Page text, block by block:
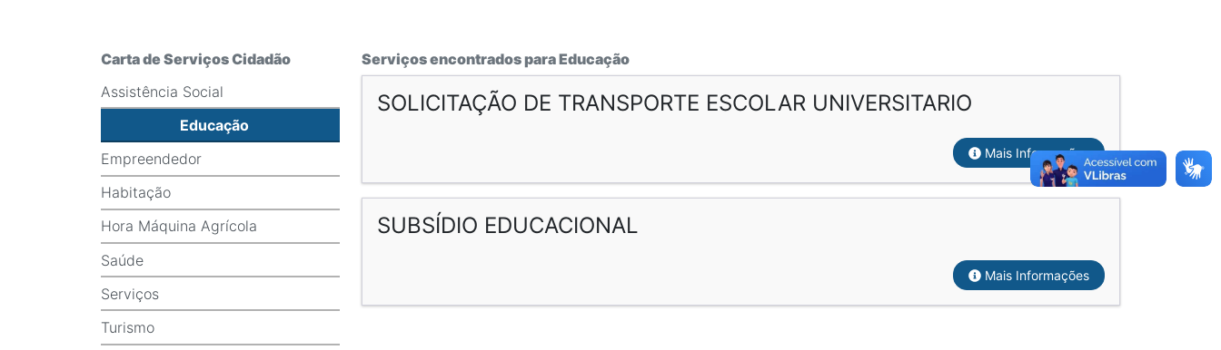
Carta de Serviços Cidadão
Assistência Social
Educação
Empreendedor
Habitação
Hora Máquina Agrícola
Saúde
Serviços
Turismo
Serviços encontrados para Educação
SOLICITAÇÃO DE TRANSPORTE ESCOLAR UNIVERSITARIO
Mais Informações
SUBSÍDIO EDUCACIONAL
Mais Informações